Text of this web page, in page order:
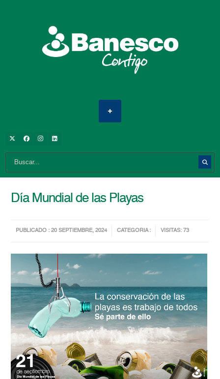
Día Mundial de las Playas
PUBLICADO : 20 SEPTIEMBRE, 2024 CATEGORIA : VISITAS: 73